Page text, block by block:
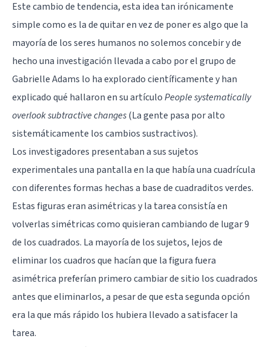
Este cambio de tendencia, esta idea tan irónicamente
simple como es la de quitar en vez de poner es algo que la
mayoría de los seres humanos no solemos concebir y de
hecho una investigación llevada a cabo por el grupo de
Gabrielle Adams lo ha explorado científicamente y han
explicado qué hallaron en su artículoPeople systematically
overlook subtractive changes(La gente pasa por alto
sistemáticamente los cambios sustractivos).
Los investigadores presentaban a sus sujetos
experimentales una pantalla en la que había una cuadrícula
con diferentes formas hechas a base de cuadraditos verdes.
Estas figuras eran asimétricas y la tarea consistía en
volverlas simétricas como quisieran cambiando de lugar 9
de los cuadrados. La mayoría de los sujetos, lejos de
eliminar los cuadros que hacían que la figura fuera
asimétrica preferían primero cambiar de sitio los cuadrados
antes que eliminarlos, a pesar de que esta segunda opción
era la que más rápido los hubiera llevado a satisfacer la
tarea.